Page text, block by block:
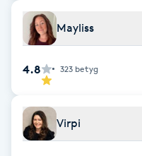
Fibromassage
Fotmassage
Fotsvamp
Mayliss
4.8 323 betyg
Virpi